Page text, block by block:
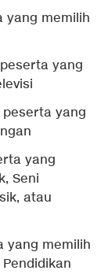
yang memilih
yang
peserta yang
yang
Seni
atau
yang memilih